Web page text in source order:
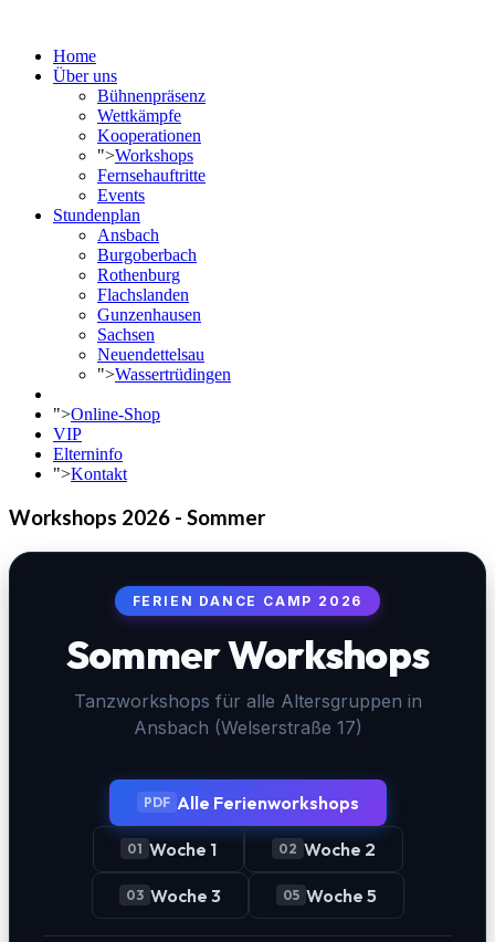
Home
Über uns
Bühnenpräsenz
Wettkämpfe
Kooperationen
">Workshops
Fernsehauftritte
Events
Stundenplan
Ansbach
Burgoberbach
Rothenburg
Flachslanden
Gunzenhausen
Sachsen
Neuendettelsau
">Wassertrüdingen
">Online-Shop
VIP
Elterninfo
">Kontakt
Workshops 2026 - Sommer
FERIEN DANCE CAMP 2026
Sommer Workshops
Tanzworkshops für alle Altersgruppen in
Ansbach (Welserstraße 17)
PDF Alle Ferienworkshops
01 Woche 1 02 Woche 2
03 Woche 3 05 Woche 5